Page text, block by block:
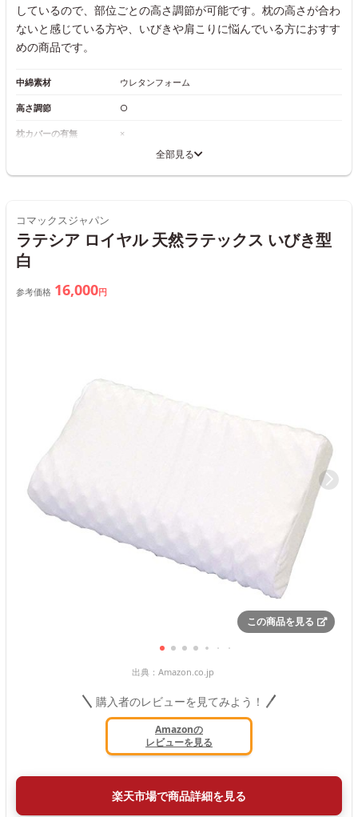
しているので、部位ごとの高さ調節が可能です。枕の高さが合わ
ないと感じている方や、いびきや肩こりに悩んでいる方におすす
めの商品です。
中綿素材 ウレタンフォーム
高さ調節 ○
枕カバーの有無 ×
全部見る
コマックスジャパン
ラテシア ロイヤル 天然ラテックス いびき型
白
参考価格 16,000円
この商品を見る
出典： Amazon.co.jp
購入者のレビューを見てみよう！
Amazonの
レビューを見る
楽天市場で商品詳細を見る